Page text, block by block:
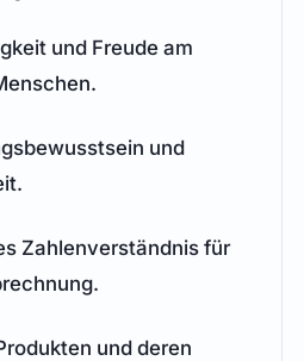
und Freude am
und
Zahlenverständnis für
und deren